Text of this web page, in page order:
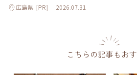
広島県 [PR] 2026.07.31
こちらの記事もお